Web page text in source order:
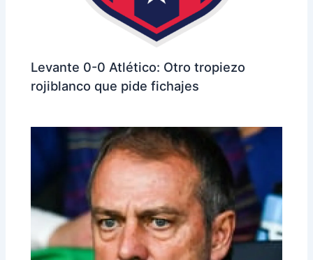
Levante 0-0 Atlético: Otro tropiezo
rojiblanco que pide fichajes